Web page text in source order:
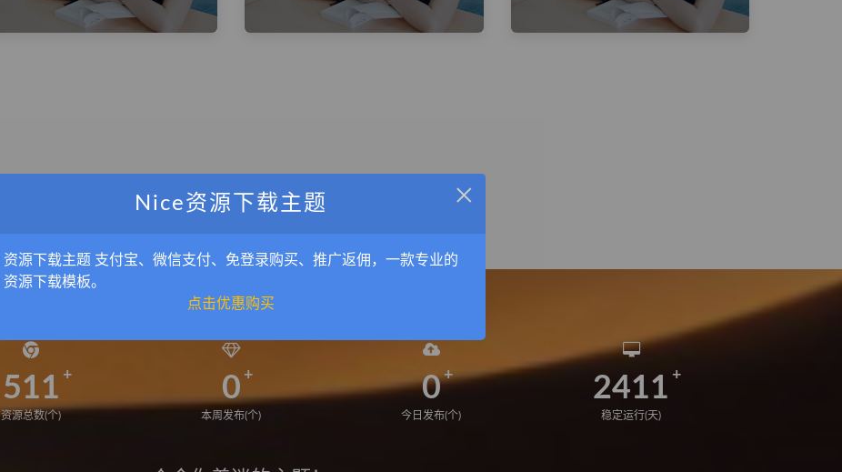
511
资源总数(个)
0
本周发布(个)
0
今日发布(个)
2411
稳定运行(天)
×
Nice资源下载主题
资源下载主题 支付宝、微信支付、免登录购买、推广返佣，一款专业的
资源下载模板。
点击优惠购买